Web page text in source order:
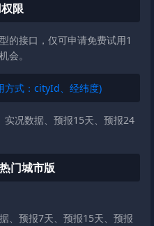
限
的接口，仅可申请免费试用1
会。
方式：cityId、经纬度)
实况数据、预报15天、预报24
门城市版
、预报7天、预报15天、预报